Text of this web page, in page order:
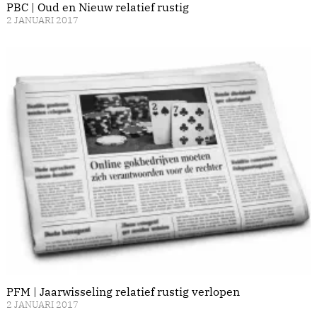
PBC | Oud en Nieuw relatief rustig
2 JANUARI 2017
PFM | Jaarwisseling relatief rustig verlopen
2 JANUARI 2017